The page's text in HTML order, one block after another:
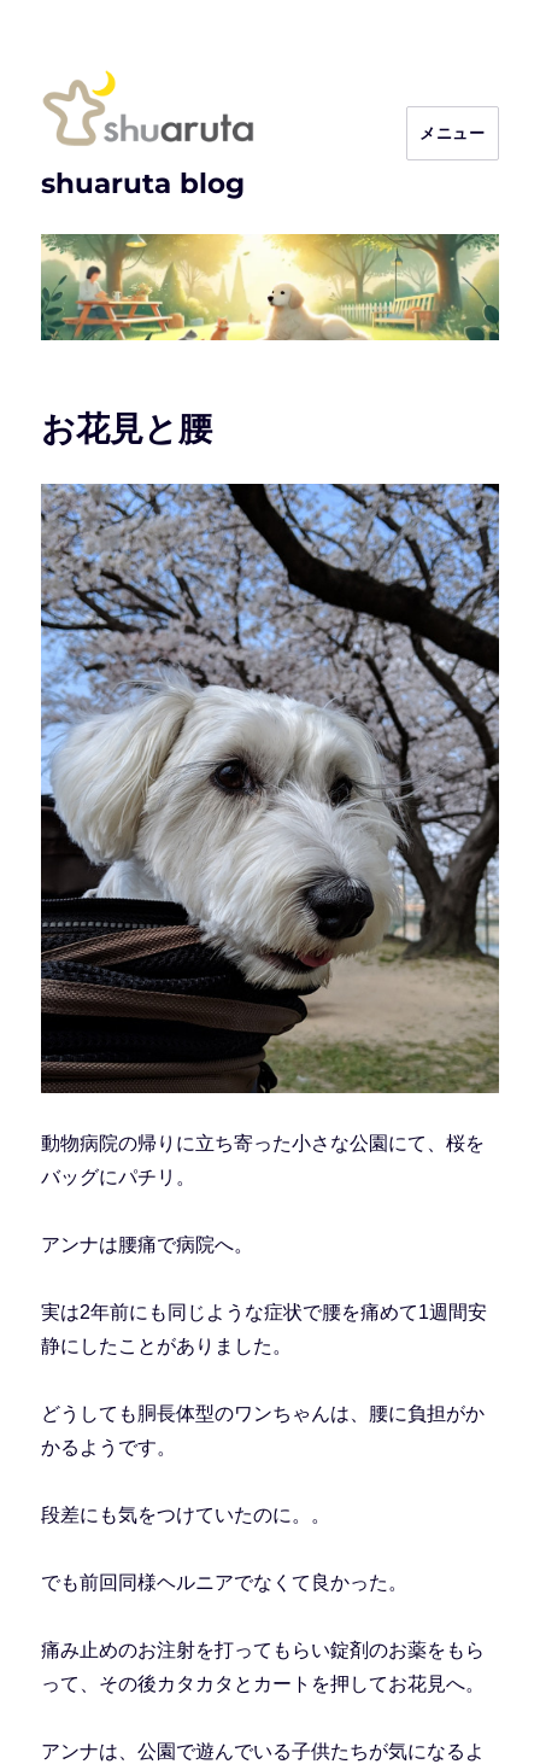
shuaruta blog
メニュー
お花見と腰
動物病院の帰りに立ち寄った小さな公園にて、桜を
バッグにパチリ。
アンナは腰痛で病院へ。
実は2年前にも同じような症状で腰を痛めて1週間安
静にしたことがありました。
どうしても胴長体型のワンちゃんは、腰に負担がか
かるようです。
段差にも気をつけていたのに。。
でも前回同様ヘルニアでなくて良かった。
痛み止めのお注射を打ってもらい錠剤のお薬をもら
って、その後カタカタとカートを押してお花見へ。
アンナは、公園で遊んでいる子供たちが気になるよ